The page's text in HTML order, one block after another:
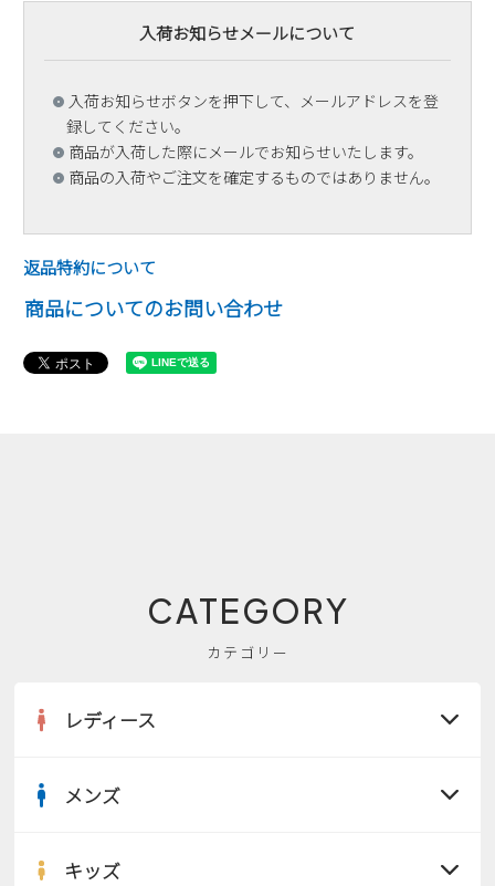
入荷お知らせメールについて
入荷お知らせボタンを押下して、メールアドレスを登
録してください。
商品が入荷した際にメールでお知らせいたします。
商品の入荷やご注文を確定するものではありません。
返品特約について
商品についてのお問い合わせ
CATEGORY
カテゴリー
レディース
サンダル
メンズ
キッズ